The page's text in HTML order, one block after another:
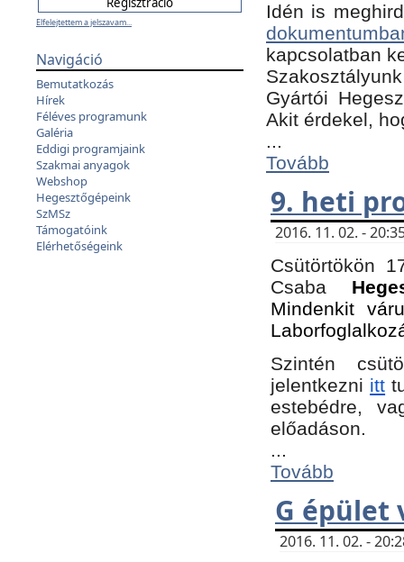
Elfelejtettem a jelszavam...
Navigáció
Bemutatkozás
Hírek
Féléves programunk
Galéria
Eddigi programjaink
Szakmai anyagok
Webshop
Hegesztőgépeink
SzMSz
Támogatóink
Elérhetőségeink
Idén is
kapcsolatban
Gyártói
Akit érdekel,
...
Tovább
9. heti
2016. 11. 02. -
Csütörtökön
Csaba
Mindenkit
Szintén
jelentkezni itt
estebédre,
előadáson.
...
Tovább
G épület
2016. 11. 02. -